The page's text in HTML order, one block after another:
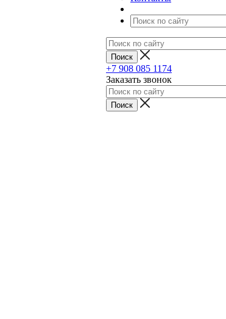
+7 908 085 1174
Заказать звонок